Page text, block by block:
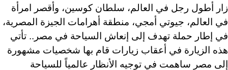
زار أطول رجل في العالم، سلطان كوسين، وأقصر امرأة
في العالم، جيوتي أمجي، منطقة أهرامات الجيزة المصرية،
في إطار حملة تهدف إلى إنعاش السياحة في مصر .. تأتي
هذه الزيارة في أعقاب زيارات قام بها شخصيات مشهورة
إلى مصر ساهمت في توجيه الأنظار عالمياً للسياحة